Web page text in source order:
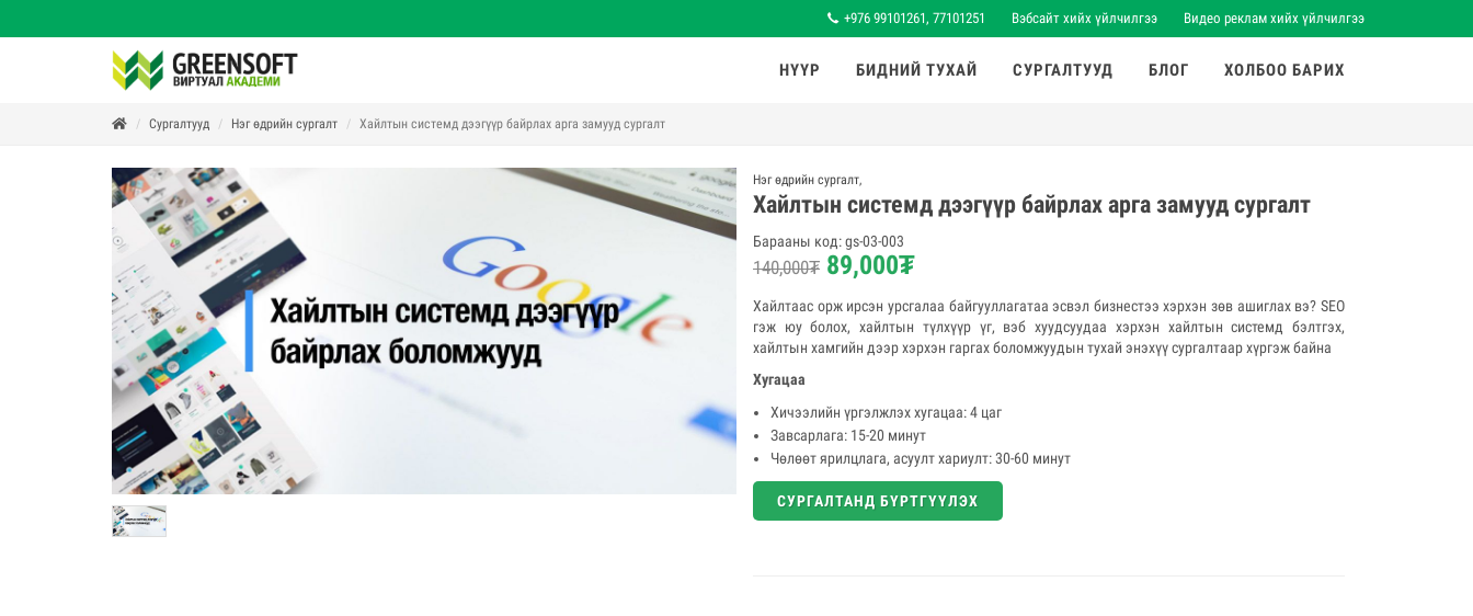
+976 99101261, 77101251 Вэбсайт хийх үйлчилгээ Видео реклам хийх үйлчилгээ
НҮҮР БИДНИЙ ТУХАЙ СУРГАЛТУУД БЛОГ ХОЛБОО БАРИХ
Сургалтууд Нэг өдрийн сургалт Хайлтын системд дээгүүр байрлах арга замууд сургалт
Нэг өдрийн сургалт,
Хайлтын системд дээгүүр байрлах арга замууд сургалт
Барааны код:gs-03-003
140,000₮ 89,000₮
Хайлтаас орж ирсэн урсгалаа байгууллагатаа эсвэл бизнестээ хэрхэн зөв ашиглах вэ? SEO
гэж юу болох, хайлтын түлхүүр үг, вэб хуудсуудаа хэрхэн хайлтын системд бэлтгэх,
хайлтын хамгийн дээр хэрхэн гаргах боломжуудын тухай энэхүү сургалтаар хүргэж байна
Хугацаа
Хичээлийн үргэлжлэх хугацаа: 4 цаг
Завсарлага: 15-20 минут
Чөлөөт ярилцлага, асуулт хариулт: 30-60 минут
СУРГАЛТАНД БҮРТГҮҮЛЭХ